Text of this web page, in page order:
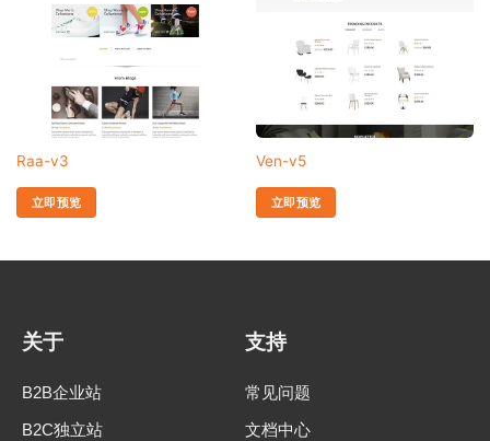
Raa-v3
立即预览
Ven-v5
立即预览
关于
B2B企业站
B2C独立站
支持
常见问题
文档中心